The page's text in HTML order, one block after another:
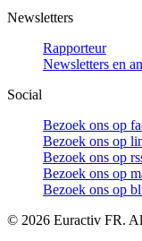
Newsletters
Rapporteur
Newsletters en
Social
Bezoek ons op
Bezoek ons op
Bezoek ons op
Bezoek ons op
Bezoek ons op
© 2026 Euractiv FR.